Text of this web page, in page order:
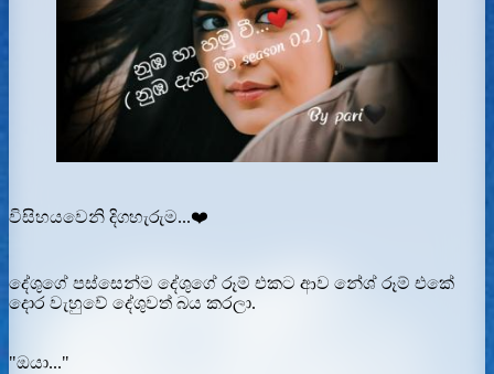
විසිහයවෙනි දිගහැරුම...❤️
දේශුගේ පස්සෙන්ම දේශුගේ රූම් එකට ආව නේශ් රූම් එකේ
දොර වැහුවේ දේශුවත් බය කරලා.
"ඔයා..."